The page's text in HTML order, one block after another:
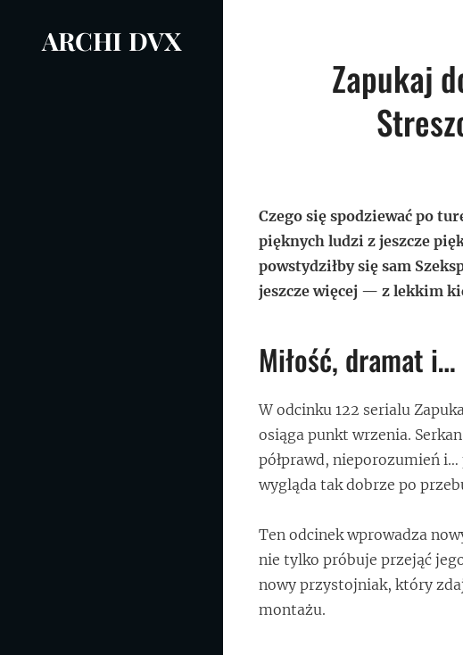
ARCHI DVX
Zapukaj
Czego się spodziewać po
pięknych ludzi z jeszcze
powstydziłby się sam
jeszcze więcej — z lekkim
Miłość, dramat
W odcinku 122 serialu
osiąga punkt wrzenia.
półprawd, nieporozumień
wygląda tak dobrze po
Ten odcinek wprowadza
nie tylko próbuje przejąć
nowy przystojniak, który
montażu.
Nawigacja